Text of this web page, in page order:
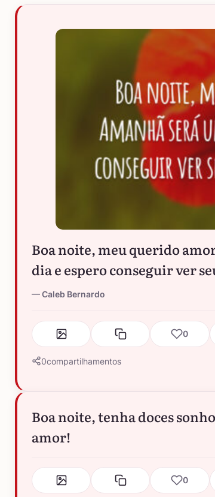
Boa noite, meu querido
dia e espero conseguir ver
Caleb Bernardo
0
0compartilhamentos
Boa noite, tenha doces
amor!
0